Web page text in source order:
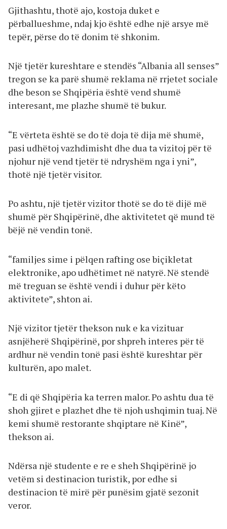
Gjithashtu, thotë ajo, kostoja duket e
përballueshme, ndaj kjo është edhe një arsye më
tepër, përse do të donim të shkonim.
Një tjetër kureshtare e stendës “Albania all senses”
tregon se ka parë shumë reklama në rrjetet sociale
dhe beson se Shqipëria është vend shumë
interesant, me plazhe shumë të bukur.
“E vërteta është se do të doja të dija më shumë,
pasi udhëtoj vazhdimisht dhe dua ta vizitoj për të
njohur një vend tjetër të ndryshëm nga i yni”,
thotë një tjetër visitor.
Po ashtu, një tjetër vizitor thotë se do të dijë më
shumë për Shqipërinë, dhe aktivitetet që mund të
bëjë në vendin tonë.
“familjes sime i pëlqen rafting ose biçikletat
elektronike, apo udhëtimet në natyrë. Në stendë
më treguan se është vendi i duhur për këto
aktivitete”, shton ai.
Një vizitor tjetër thekson nuk e ka vizituar
asnjëherë Shqipërinë, por shpreh interes për të
ardhur në vendin tonë pasi është kureshtar për
kulturën, apo malet.
“E di që Shqipëria ka terren malor. Po ashtu dua të
shoh gjiret e plazhet dhe të njoh ushqimin tuaj. Në
kemi shumë restorante shqiptare në Kinë”,
thekson ai.
Ndërsa një studente e re e sheh Shqipërinë jo
vetëm si destinacion turistik, por edhe si
destinacion të mirë për punësim gjatë sezonit
veror.